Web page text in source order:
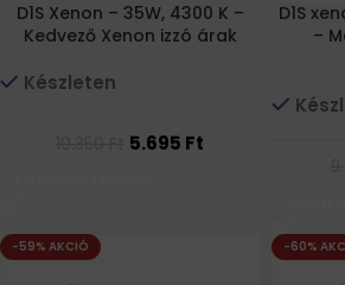
D1S Xenon – 35W, 4300 K –
Kedvező Xenon izzó árak
Készleten
5.695 Ft
D1S
–
-59% AKCIÓ -60%